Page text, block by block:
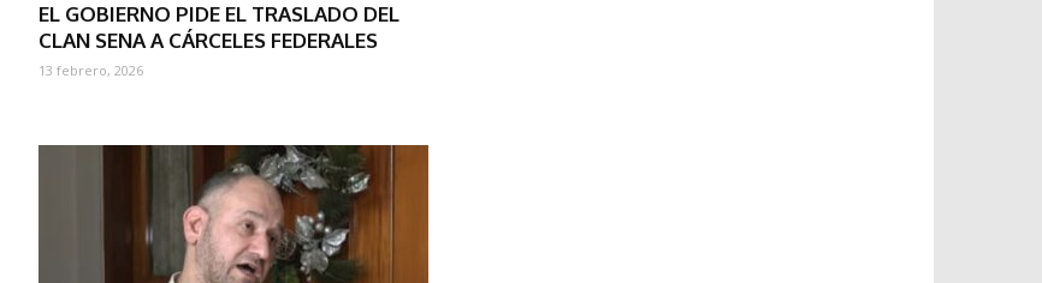
EL GOBIERNO PIDE EL TRASLADO DEL
CLAN SENA A CÁRCELES FEDERALES
13 febrero, 2026